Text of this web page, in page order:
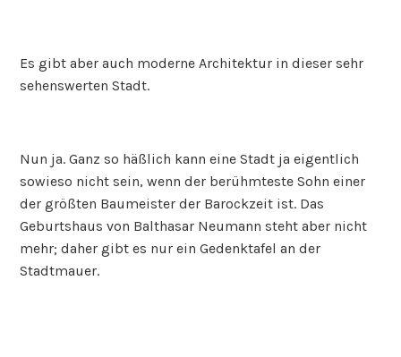
Es gibt aber auch moderne Architektur in dieser sehr
sehenswerten Stadt.
Nun ja. Ganz so häßlich kann eine Stadt ja eigentlich
sowieso nicht sein, wenn der berühmteste Sohn einer
der größten Baumeister der Barockzeit ist. Das
Geburtshaus von Balthasar Neumann steht aber nicht
mehr; daher gibt es nur ein Gedenktafel an der
Stadtmauer.